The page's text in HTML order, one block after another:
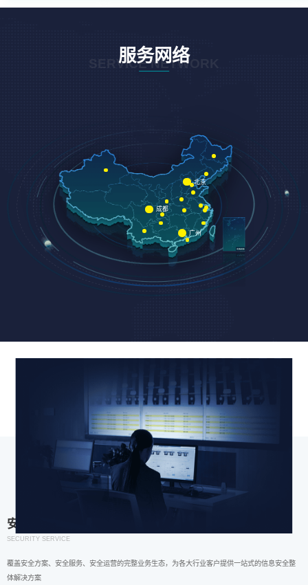
服务网络
SERVICE NETWORK
北京
成都
广州
安全服务
SECURITY SERVICE
覆盖安全方案、安全服务、安全运营的完整业务生态，为各大行业客户提供一站式的信息安全整
体解决方案